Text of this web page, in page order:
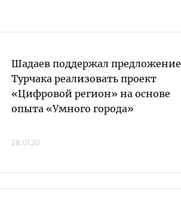
Шадаев поддержал предложение
Турчака реализовать проект
«Цифровой регион» на основе
опыта «Умного города»
28.01.20